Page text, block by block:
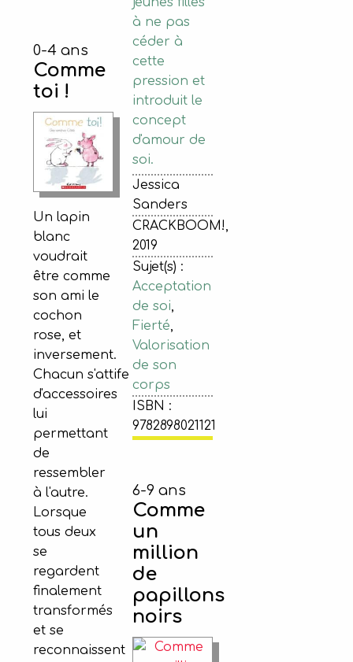
à ne pas
céder à
cette
pression et
introduit le
concept
d'amour de
soi.
Jessica
Sanders
CRACKBOOM!,
2019
Sujet(s) :
Acceptation
de soi,
Fierté,
Valorisation
de son
corps
ISBN :
9782898021121
0-4 ans
Comme
toi !
Un lapin
blanc
voudrait
être comme
son ami le
cochon
rose, et
inversement.
Chacun s'attife
d'accessoires
lui
permettant
de
ressembler
à l'autre.
Lorsque
tous deux
se
regardent
finalement
transformés
et se
reconnaissent
6-9 ans
Comme
un
million
de
papillons
noirs